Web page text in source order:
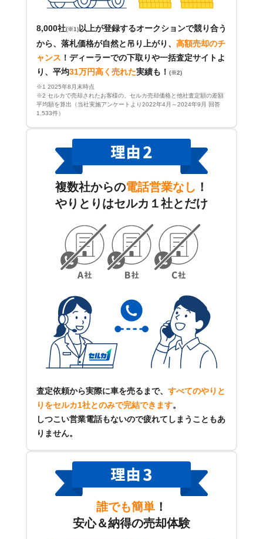
8,000社(※1) 以上が登録するオークションで競り合う
から、落札価格が自然と吊り上がり、 高額売却のチ
ャンス ！ ディーラーでの下取りや一括査定サイトよ
り、平均31万円高く売れた実績も！ (※2)
※1 2025年8月末時点
※2 セルカで売却されたお客様の、セルカ売却価格と他社査定額の差額
平均額を算出（当社実施アンケートより2022年4月～2024年9月 回答
1,533件）
複数社からの電話営業なし ！
やりとりはセルカ１社とだけ
査定依頼から実際に車を売るまで、 すべてのやりと
りをセルカ1社とのみで完結できます。
しつこい営業電話もないので疲れてしまうこともあ
りません。
誰でも簡単 ！
安心＆納得の売却体験